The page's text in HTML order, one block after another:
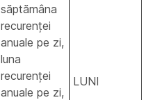
săptămâna
recurenței
anuale pe zi,
luna
recurenței
anuale pe zi,
LUNI